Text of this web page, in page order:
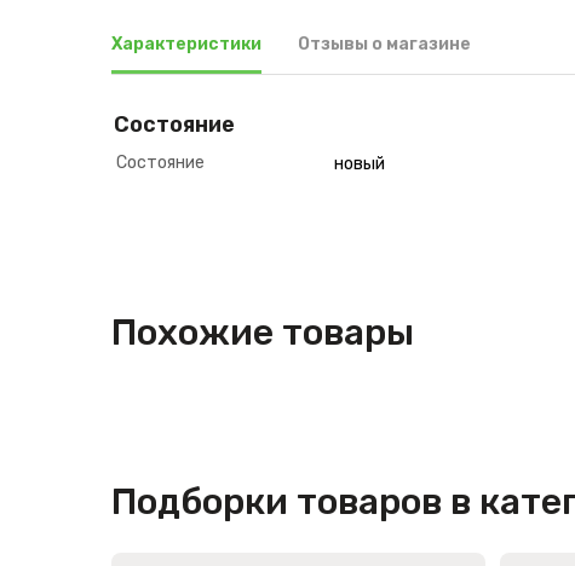
Характеристики Отзывы о магазине
Состояние
Состояние новый
Похожие товары
Подборки товаров в